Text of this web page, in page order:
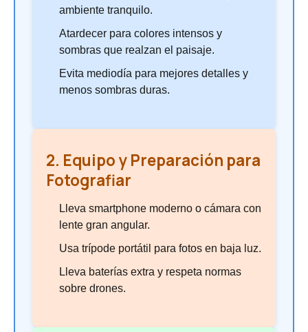
ambiente tranquilo.
Atardecer para colores intensos y
sombras que realzan el paisaje.
Evita mediodía para mejores detalles y
menos sombras duras.
2. Equipo y Preparación para
Fotografiar
Lleva smartphone moderno o cámara con
lente gran angular.
Usa trípode portátil para fotos en baja luz.
Lleva baterías extra y respeta normas
sobre drones.